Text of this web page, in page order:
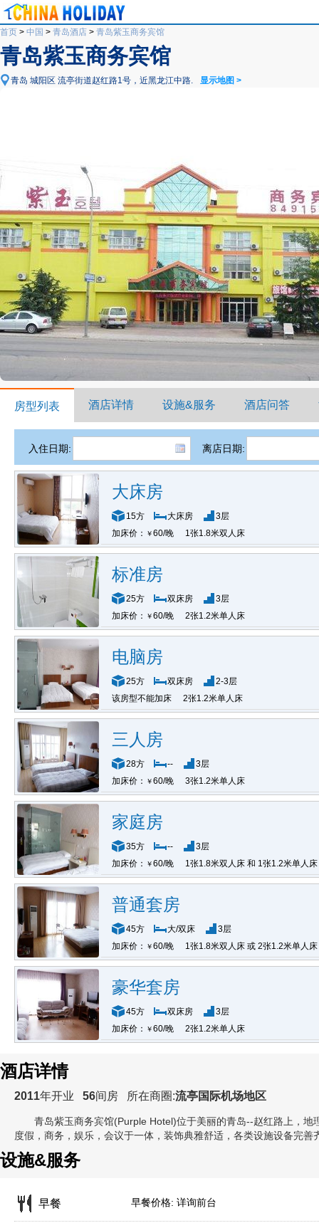
首页 > 中国 > 青岛酒店 > 青岛紫玉商务宾馆
青岛紫玉商务宾馆
青岛 城阳区 流亭街道赵红路1号，近黑龙江中路. 显示地图 >
房型列表 酒店详情 设施&服务 酒店问答
入住日期: 离店日期:
大床房
15方 大床房
3层
加床价：
￥60/晚 1张1.8米双人床
标准房
25方 双床房
3层
加床价：
￥60/晚 2张1.2米单人床
电脑房
25方 双床房
2-3层
该房型不能加床
2张1.2米单人床
三人房
28方 --
3层
加床价：
￥60/晚 3张1.2米单人床
家庭房
35方 --
3层
加床价：
￥60/晚 1张1.8米双人床 和 1张1.2米单人床
普通套房
45方 大/双床
3层
加床价：
￥60/晚 1张1.8米双人床 或 2张1.2米单人床
豪华套房
45方 双床房
3层
加床价：
￥60/晚 2张1.2米单人床
酒店详情
2011年开业 56间房 所在商圈:流亭国际机场地区
青岛紫玉商务宾馆(Purple Hotel)位于美丽的青岛--赵红路上，地
度假，商务，娱乐，会议于一体，装饰典雅舒适，各类设施设备完
设施&服务
早餐 早餐价格: 详询前台